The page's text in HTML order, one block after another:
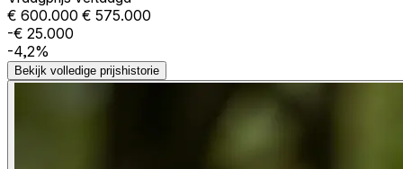
€ 600.000 € 575.000
-€ 25.000
-4,2%
Bekijk volledige prijshistorie